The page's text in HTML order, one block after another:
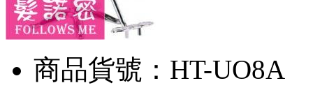
商品貨號：HT-UO8A